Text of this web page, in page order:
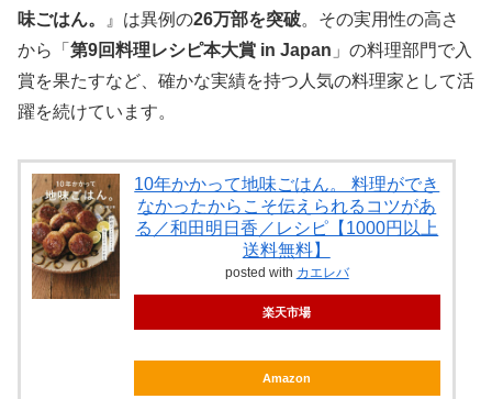
味ごはん。
』は異例の26万部を突破。その実用性の高さ
から「 第9回料理レシピ本大賞 in Japan 」の料理部門で入
賞を果たすなど、確かな実績を持つ人気の料理家として活
躍を続けています。
10年かかって地味ごはん。 料理ができ
なかったからこそ伝えられるコツがあ
る／和田明日香／レシピ【1000円以上
送料無料】
posted with カエレバ
楽天市場
Amazon